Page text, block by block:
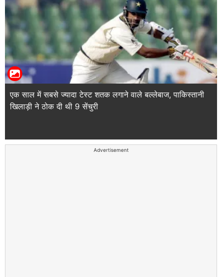
एक साल में सबसे ज्यादा टेस्ट शतक लगाने वाले बल्लेबाज, पाकिस्तानी
खिलाड़ी ने ठोक दी थी 9 सेंचुरी
Advertisement